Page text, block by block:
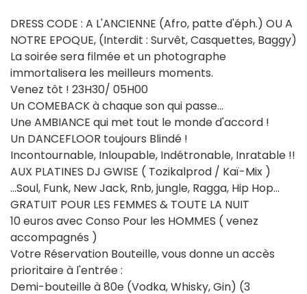
DRESS CODE : A L'ANCIENNE (Afro, patte d'éph.) OU A
NOTRE EPOQUE, (Interdit : Survêt, Casquettes, Baggy)
La soirée sera filmée et un photographe
immortalisera les meilleurs moments.
Venez tôt ! 23H30/ 05H00
Un COMEBACK à chaque son qui passe...
Une AMBIANCE qui met tout le monde d'accord !
Un DANCEFLOOR toujours Blindé !
Incontournable, Inloupable, Indétronable, Inratable !!
AUX PLATINES DJ GWISE ( Tozikalprod / Kaï-Mix )
...Soul, Funk, New Jack, Rnb, jungle, Ragga, Hip Hop...
GRATUIT POUR LES FEMMES & TOUTE LA NUIT
10 euros avec Conso Pour les HOMMES ( venez
accompagnés )
Votre Réservation Bouteille, vous donne un accès
prioritaire à l'entrée :
Demi-bouteille à 80e (Vodka, Whisky, Gin) (3